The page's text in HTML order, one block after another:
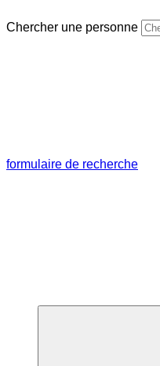
Chercher une personne
formulaire de recherche